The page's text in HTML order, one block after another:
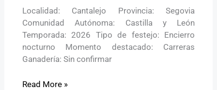
Localidad: Cantalejo Provincia: Segovia
Comunidad Autónoma: Castilla y León
Temporada: 2026 Tipo de festejo: Encierro
nocturno Momento destacado: Carreras
Ganadería: Sin confirmar
Read More »